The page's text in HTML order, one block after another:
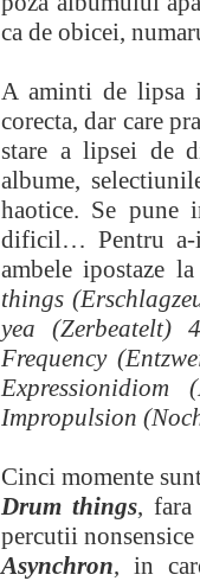
ca de obicei,
A aminti de lipsa
corecta, dar care
stare a lipsei de
albume,
haotice. Se pune
dificil… Pentru a-i
ambele ipostaze
things
yea (Zerbeatelt)
Frequency
Impropulsion
Cinci momente
Drum things,
percutii
Asynchron, in